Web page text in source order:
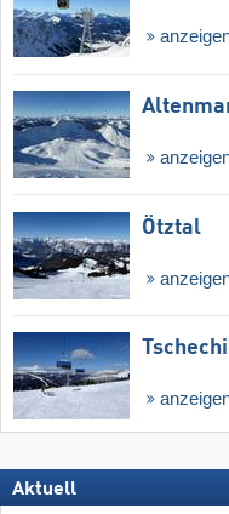
Ötztal
Aktuell